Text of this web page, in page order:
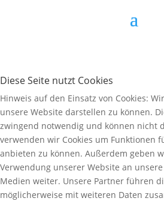
Diese Seite nutzt Cookies
Hinweis auf den Einsatz von Cookies:
unsere Website darstellen zu können.
zwingend notwendig und können nicht
verwenden wir Cookies um Funktionen
anbieten zu können. Außerdem geben
Verwendung unserer Website an
Medien weiter. Unsere Partner führen
möglicherweise mit weiteren Daten